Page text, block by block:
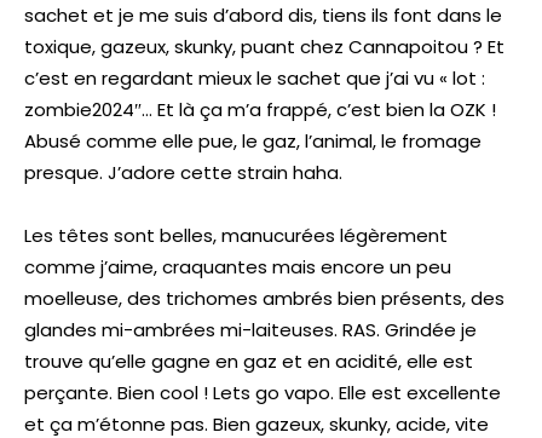
sachet et je me suis d’abord dis, tiens ils font dans le
toxique, gazeux, skunky, puant chez Cannapoitou ? Et
c’est en regardant mieux le sachet que j’ai vu « lot :
zombie2024″… Et là ça m’a frappé, c’est bien la OZK !
Abusé comme elle pue, le gaz, l’animal, le fromage
presque. J’adore cette strain haha.
Les têtes sont belles, manucurées légèrement
comme j’aime, craquantes mais encore un peu
moelleuse, des trichomes ambrés bien présents, des
glandes mi-ambrées mi-laiteuses. RAS. Grindée je
trouve qu’elle gagne en gaz et en acidité, elle est
perçante. Bien cool ! Lets go vapo. Elle est excellente
et ça m’étonne pas. Bien gazeux, skunky, acide, vite